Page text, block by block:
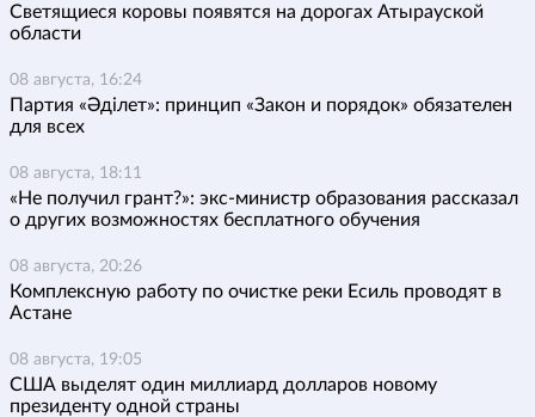
Светящиеся коровы появятся на дорогах Атырауской
области
08 августа, 16:24
Партия «Әділет»: принцип «Закон и порядок» обязателен
для всех
08 августа, 18:11
«Не получил грант?»: экс-министр образования рассказал
о других возможностях бесплатного обучения
08 августа, 20:26
Комплексную работу по очистке реки Есиль проводят в
Астане
08 августа, 19:05
США выделят один миллиард долларов новому
президенту одной страны